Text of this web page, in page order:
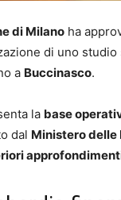
di Milano ha
di uno studio
a Buccinasco.
la base
dal Ministero